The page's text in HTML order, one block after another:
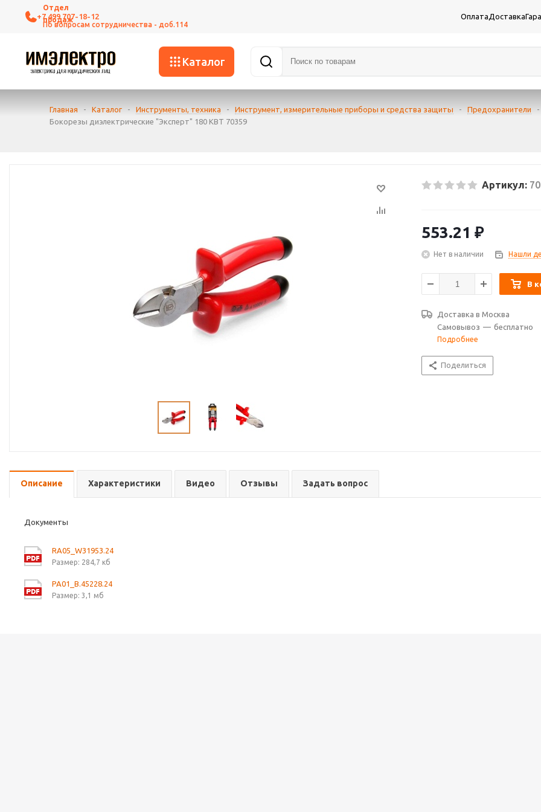
+7 499 707-18-12 ОплатаДоставка
Каталог
Главная - Каталог - Инструменты, техника - Инструмент, измерительные приборы и средства защиты - Предохранители -
Бокорезы диэлектрические "Эксперт" 180 КВТ 70359
Артикул:
553.21 ₽
Нет в наличии Нашли
В
Доставка в Москва
Самовывоз — бесплатно
Подробнее
Поделиться
Описание Характеристики Видео Отзывы Задать вопрос
Документы
RA05_W31953.24
Размер: 284,7 кб
PA01_B.45228.24
Размер: 3,1 мб